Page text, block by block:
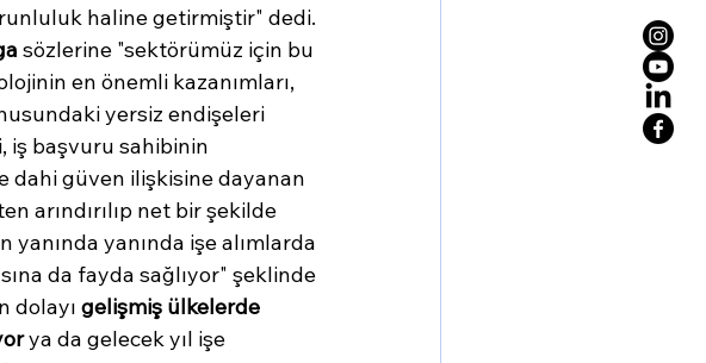
haline getirmiştir" dedi.
sözlerine "sektörümüz için bu
en önemli kazanımları,
yersiz endişeleri
iş başvuru sahibinin
dahi güven ilişkisine dayanan
arındırılıp net bir şekilde
yanında işe alımlarda
da fayda sağlıyor" şeklinde
dolayı gelişmiş ülkelerde
ya da gelecek yıl işe